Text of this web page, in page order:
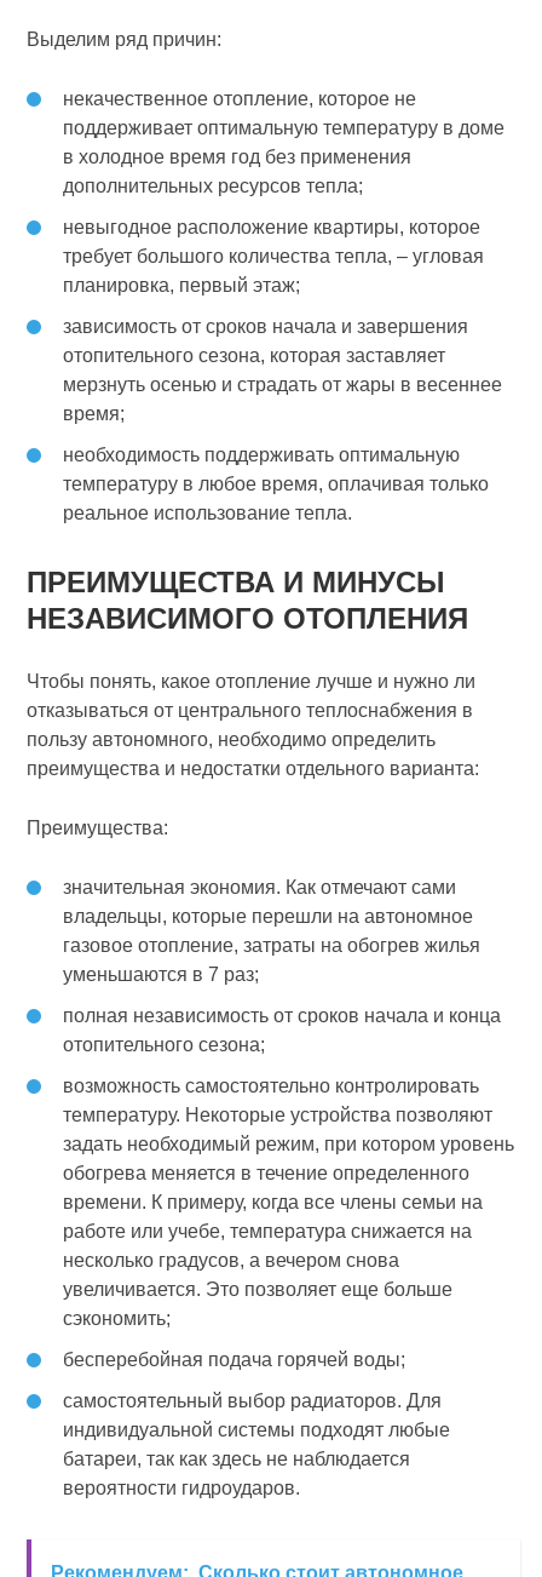
Выделим ряд причин:
некачественное отопление, которое не
поддерживает оптимальную температуру в доме
в холодное время год без применения
дополнительных ресурсов тепла;
невыгодное расположение квартиры, которое
требует большого количества тепла, – угловая
планировка, первый этаж;
зависимость от сроков начала и завершения
отопительного сезона, которая заставляет
мерзнуть осенью и страдать от жары в весеннее
время;
необходимость поддерживать оптимальную
температуру в любое время, оплачивая только
реальное использование тепла.
ПРЕИМУЩЕСТВА И МИНУСЫ
НЕЗАВИСИМОГО ОТОПЛЕНИЯ
Чтобы понять, какое отопление лучше и нужно ли
отказываться от центрального теплоснабжения в
пользу автономного, необходимо определить
преимущества и недостатки отдельного варианта:
Преимущества:
значительная экономия. Как отмечают сами
владельцы, которые перешли на автономное
газовое отопление, затраты на обогрев жилья
уменьшаются в 7 раз;
полная независимость от сроков начала и конца
отопительного сезона;
возможность самостоятельно контролировать
температуру. Некоторые устройства позволяют
задать необходимый режим, при котором уровень
обогрева меняется в течение определенного
времени. К примеру, когда все члены семьи на
работе или учебе, температура снижается на
несколько градусов, а вечером снова
увеличивается. Это позволяет еще больше
сэкономить;
бесперебойная подача горячей воды;
самостоятельный выбор радиаторов. Для
индивидуальной системы подходят любые
батареи, так как здесь не наблюдается
вероятности гидроударов.